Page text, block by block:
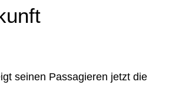
seinen Passagieren jetzt die